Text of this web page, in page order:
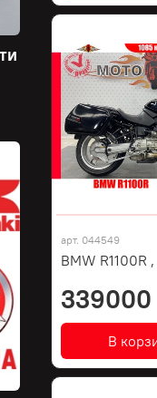
арт. 044549
BMW R1100R
339000
В